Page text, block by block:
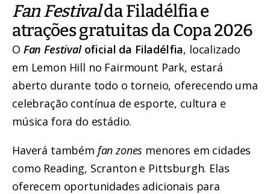
Fan Festivalda Filadélfia e
atrações gratuitas da Copa 2026
O Fan Festivaloficial da Filadélfia, localizado
em Lemon Hill no Fairmount Park, estará
aberto durante todo o torneio, oferecendo uma
celebração contínua de esporte, cultura e
música fora do estádio.
Haverá também fan zones menores em cidades
como Reading, Scranton e Pittsburgh. Elas
oferecem oportunidades adicionais para